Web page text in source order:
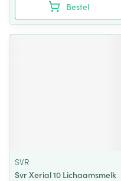
Bestel
SVR
Svr Xerial 10 Lichaamsmelk